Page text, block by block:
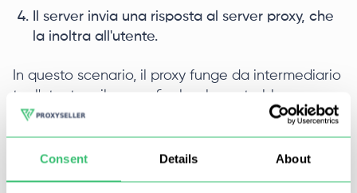
Consent Details About
Il server invia una risposta al server proxy, che
la inoltra all'utente.
In questo scenario, il proxy funge da intermediario
tra l'utente e il server finale, che potrebbe essere
un browser web o un'applicazione.
È importante riconoscere che i forward proxy